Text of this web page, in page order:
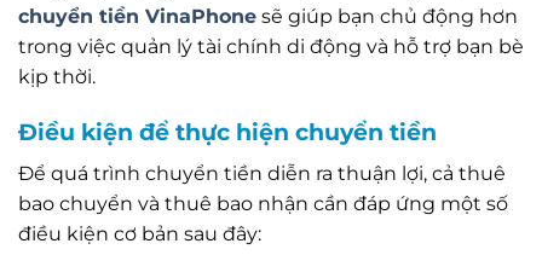
chuyển tiền VinaPhone sẽ giúp bạn chủ động hơn
trong việc quản lý tài chính di động và hỗ trợ bạn bè
kịp thời.
Điều kiện để thực hiện chuyển tiền
Để quá trình chuyển tiền diễn ra thuận lợi, cả thuê
bao chuyển và thuê bao nhận cần đáp ứng một số
điều kiện cơ bản sau đây: